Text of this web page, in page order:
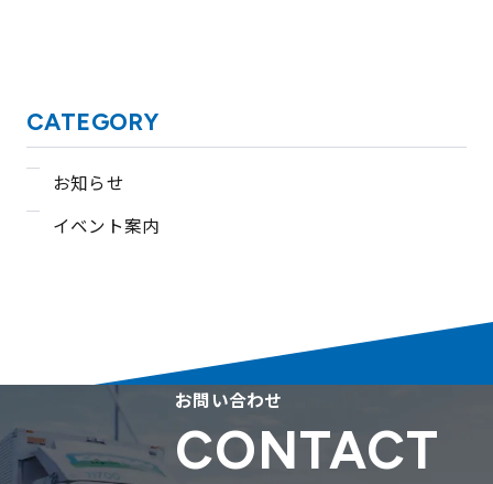
CATEGORY
お知らせ
イベント案内
お問い合わせ
CONTACT